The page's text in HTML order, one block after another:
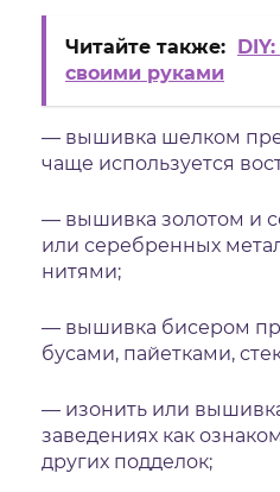
Читайте также:
своими руками
— вышивка шелком
чаще используется
— вышивка золотом и
или серебренных
нитями;
— вышивка бисером
бусами, пайетками,
— изонить или
заведениях как
других подделок;